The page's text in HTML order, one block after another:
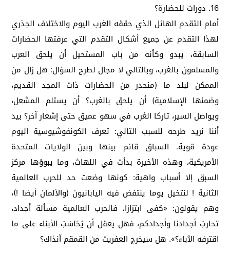
16. دورات للحضارة؟
أمام التقدم الهائل الذي حققه الغرب اليوم والاختلاف الجذري
لهذا التقدم عن جميع أشكال التقدم التي عرفتها الحضارات
السابقة، يبدو وكأنه من باب المستحيل أن يلحق العرب
والمسلمون بالغرب، وبالتالي لا مجال لطرح السؤال: هل زال من
الممكن لبلد ما (منحدر من الحضارات ذات المجد القديم،
وضمنها الإسلامية) أن يلحق بالغرب؟ أن يستلم المشعل،
ويواصل السير، تاركا الغرب في سهو عميق حتى إشعار آخر؟ بيد
أننا نريد طرحه للسبب التالي: تعرف الكونفوشيوسية اليوم
عودة قوية. السباق قائم بينها وبين الولايات المتحدة
الأمريكية، وهذه الأخيرة بدأت في اللهاث، وما يبوؤها مركز
السبق إلا أسباب واهية: كونها وضعت حد للحرب العالمية
الثانية ! لنتخيل يوما ينتفض فيه اليابانيون (والألمان أيضا !)،
وهم يقولون: «كفى ابتزازا، فالحرب العالمية مسألة أجداد،
تحاربَ أجدادنا وأجدادكم، فهل يعقل أن يُحَاسَبَ الأبناء على ما
اقترفه الآباء؟». هل سيخرج العفريت من القمقم آنذاك؟